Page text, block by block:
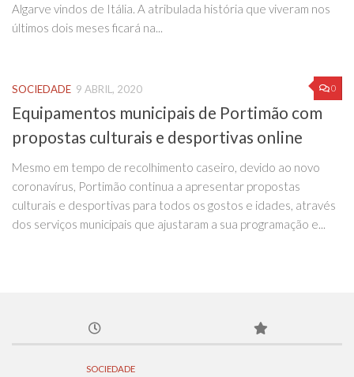
Algarve vindos de Itália. A atribulada história que viveram nos
últimos dois meses ficará na...
0
SOCIEDADE 9 ABRIL, 2020
Equipamentos municipais de Portimão com
propostas culturais e desportivas online
Mesmo em tempo de recolhimento caseiro, devido ao novo
coronavírus, Portimão continua a apresentar propostas
culturais e desportivas para todos os gostos e idades, através
dos serviços municipais que ajustaram a sua programação e...
SOCIEDADE